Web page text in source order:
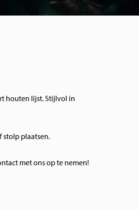
houten lijst. Stijlvol in
stolp plaatsen.
met ons op te nemen!